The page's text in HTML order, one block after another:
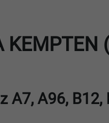
KEMPTEN
A7, A96, B12,